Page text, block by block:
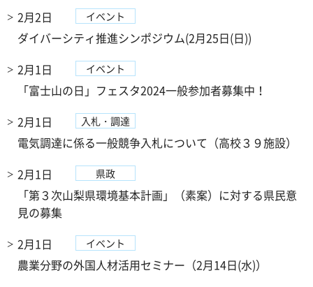
2月2日
イベント
ダイバーシティ推進シンポジウム(2月25日(日))
2月1日
イベント
「富士山の日」フェスタ2024一般参加者募集中！
2月1日
入札・調達
電気調達に係る一般競争入札について（高校３９施設）
2月1日
県政
「第３次山梨県環境基本計画」（素案）に対する県民意
見の募集
2月1日
イベント
農業分野の外国人材活用セミナー（2月14日(水)）